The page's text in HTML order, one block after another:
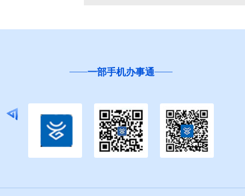
“互联网+督查”